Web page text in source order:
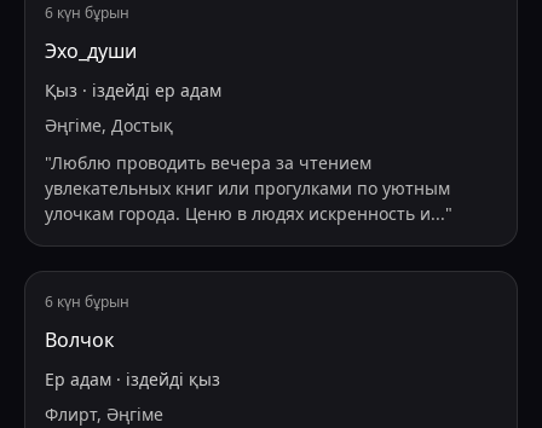
6 күн бұрын
Эхо_души
Қыз · іздейді ер адам
Әңгіме, Достық
"Люблю проводить вечера за чтением
увлекательных книг или прогулками по уютным
улочкам города. Ценю в людях искренность и..."
6 күн бұрын
Волчок
Ер адам · іздейді қыз
Флирт, Әңгіме